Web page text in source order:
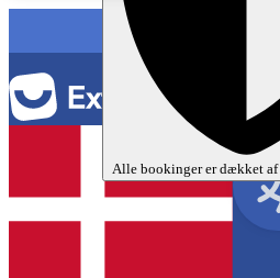
Alle bookinger er dækket af